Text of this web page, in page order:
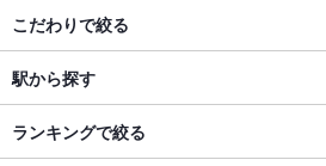
こだわりで絞る
駅から探す
ランキングで絞る